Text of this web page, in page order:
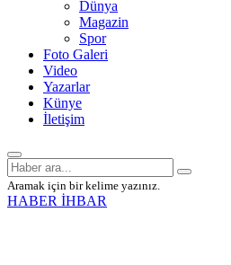
Dünya
Magazin
Spor
Foto Galeri
Video
Yazarlar
Künye
İletişim
Aramak için bir kelime yazınız.
HABER İHBAR